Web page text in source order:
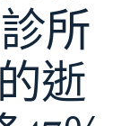
所
逝